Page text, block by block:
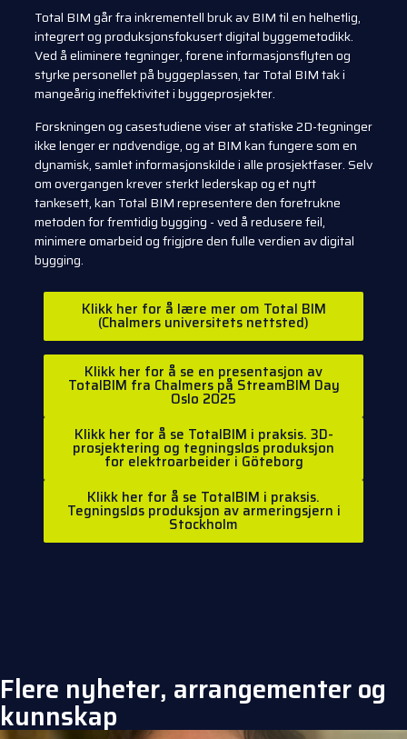
Total BIM går fra inkrementell bruk av BIM til en helhetlig,
integrert og produksjonsfokusert digital byggemetodikk.
Ved å eliminere tegninger, forene informasjonsflyten og
styrke personellet på byggeplassen, tar Total BIM tak i
mangeårig ineffektivitet i byggeprosjekter.
Forskningen og casestudiene viser at statiske 2D-tegninger
ikke lenger er nødvendige, og at BIM kan fungere som en
dynamisk, samlet informasjonskilde i alle prosjektfaser. Selv
om overgangen krever sterkt lederskap og et nytt
tankesett, kan Total BIM representere den foretrukne
metoden for fremtidig bygging - ved å redusere feil,
minimere omarbeid og frigjøre den fulle verdien av digital
bygging.
Klikk her for å lære mer om Total BIM
(Chalmers universitets nettsted)
Klikk her for å se en presentasjon av
TotalBIM fra Chalmers på StreamBIM Day
Oslo 2025
Klikk her for å se TotalBIM i praksis. 3D-
prosjektering og tegningsløs produksjon
for elektroarbeider i Göteborg
Klikk her for å se TotalBIM i praksis.
Tegningsløs produksjon av armeringsjern i
Stockholm
Flere nyheter, arrangementer og
kunnskap